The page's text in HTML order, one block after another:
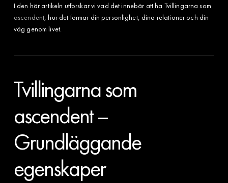
I den här artikeln utforskar vi vad det innebär att ha Tvillingarna som
ascendent, hur det formar din personlighet, dina relationer och din
väg genom livet.
Tvillingarna som
ascendent –
Grundläggande
egenskaper